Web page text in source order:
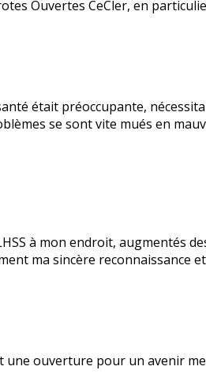
Ouvertes CeCler, en
était préoccupante,
se sont vite mués en
à mon endroit, augmentés
ma sincère reconnaissance
une ouverture pour un avenir